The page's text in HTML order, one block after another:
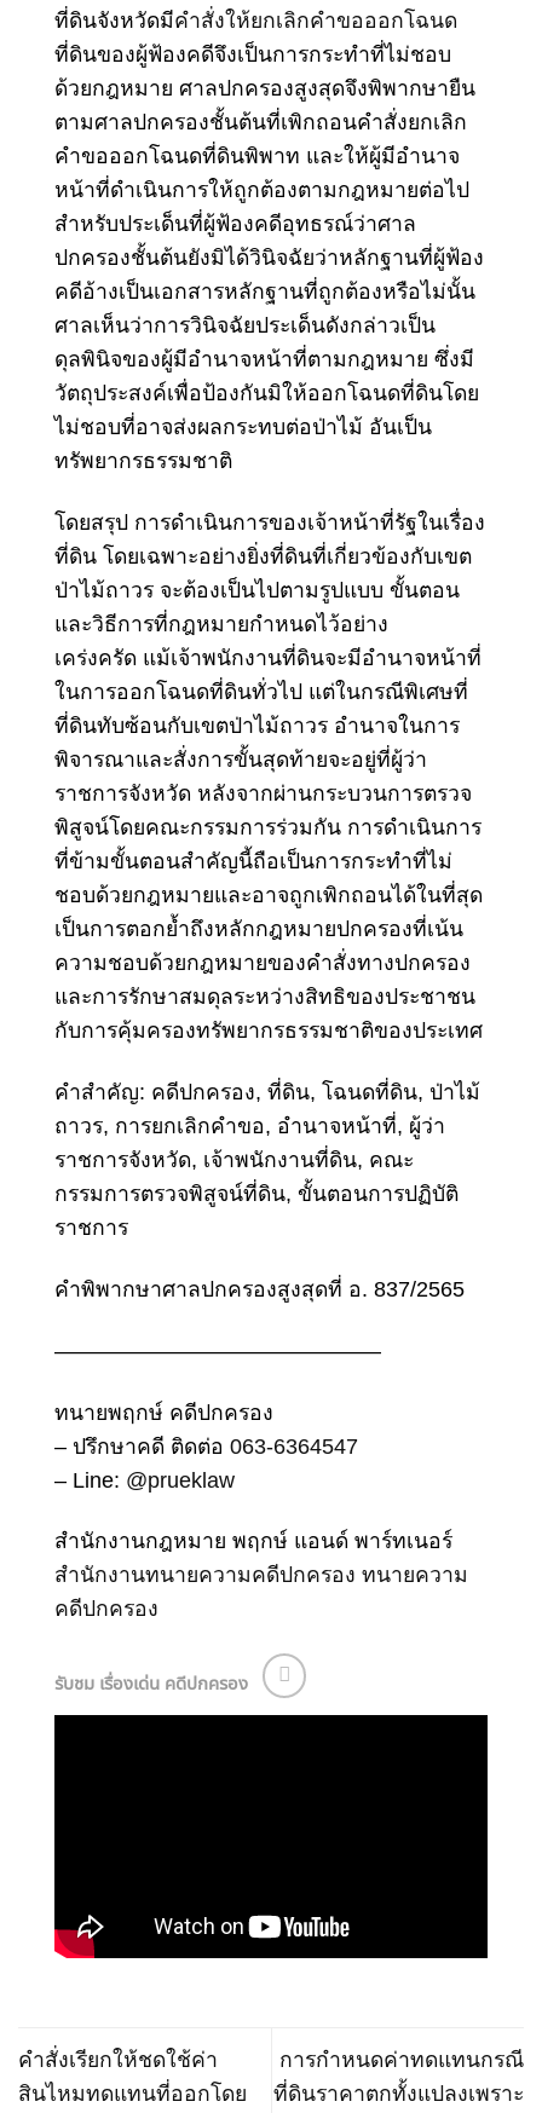
ที่ดินจังหวัดมีคำสั่งให้ยกเลิกคำขอออกโฉนด
ที่ดินของผู้ฟ้องคดีจึงเป็นการกระทำที่ไม่ชอบ
ด้วยกฎหมาย ศาลปกครองสูงสุดจึงพิพากษายืน
ตามศาลปกครองชั้นต้นที่เพิกถอนคำสั่งยกเลิก
คำขอออกโฉนดที่ดินพิพาท และให้ผู้มีอำนาจ
หน้าที่ดำเนินการให้ถูกต้องตามกฎหมายต่อไป
สำหรับประเด็นที่ผู้ฟ้องคดีอุทธรณ์ว่าศาล
ปกครองชั้นต้นยังมิได้วินิจฉัยว่าหลักฐานที่ผู้ฟ้อง
คดีอ้างเป็นเอกสารหลักฐานที่ถูกต้องหรือไม่นั้น
ศาลเห็นว่าการวินิจฉัยประเด็นดังกล่าวเป็น
ดุลพินิจของผู้มีอำนาจหน้าที่ตามกฎหมาย ซึ่งมี
วัตถุประสงค์เพื่อป้องกันมิให้ออกโฉนดที่ดินโดย
ไม่ชอบที่อาจส่งผลกระทบต่อป่าไม้ อันเป็น
ทรัพยากรธรรมชาติ
โดยสรุป การดำเนินการของเจ้าหน้าที่รัฐในเรื่อง
ที่ดิน โดยเฉพาะอย่างยิ่งที่ดินที่เกี่ยวข้องกับเขต
ป่าไม้ถาวร จะต้องเป็นไปตามรูปแบบ ขั้นตอน
และวิธีการที่กฎหมายกำหนดไว้อย่าง
เคร่งครัด แม้เจ้าพนักงานที่ดินจะมีอำนาจหน้าที่
ในการออกโฉนดที่ดินทั่วไป แต่ในกรณีพิเศษที่
ที่ดินทับซ้อนกับเขตป่าไม้ถาวร อำนาจในการ
พิจารณาและสั่งการขั้นสุดท้ายจะอยู่ที่ผู้ว่า
ราชการจังหวัด หลังจากผ่านกระบวนการตรวจ
พิสูจน์โดยคณะกรรมการร่วมกัน การดำเนินการ
ที่ข้ามขั้นตอนสำคัญนี้ถือเป็นการกระทำที่ไม่
ชอบด้วยกฎหมายและอาจถูกเพิกถอนได้ในที่สุด
เป็นการตอกย้ำถึงหลักกฎหมายปกครองที่เน้น
ความชอบด้วยกฎหมายของคำสั่งทางปกครอง
และการรักษาสมดุลระหว่างสิทธิของประชาชน
กับการคุ้มครองทรัพยากรธรรมชาติของประเทศ
คำสำคัญ: คดีปกครอง, ที่ดิน, โฉนดที่ดิน, ป่าไม้
ถาวร, การยกเลิกคำขอ, อำนาจหน้าที่, ผู้ว่า
ราชการจังหวัด, เจ้าพนักงานที่ดิน, คณะ
กรรมการตรวจพิสูจน์ที่ดิน, ขั้นตอนการปฏิบัติ
ราชการ
คำพิพากษาศาลปกครองสูงสุดที่ อ. 837/2565
———————————————
ทนายพฤกษ์ คดีปกครอง
– ปรึกษาคดี ติดต่อ 063-6364547
– Line: @prueklaw
สำนักงานกฎหมาย พฤกษ์ แอนด์ พาร์ทเนอร์
สำนักงานทนายความคดีปกครอง ทนายความ
คดีปกครอง
รับชม เรื่องเด่น คดีปกครอง
คำสั่งเรียกให้ชดใช้ค่า
สินไหมทดแทนที่ออกโดย
การกำหนดค่าทดแทนกรณี
ที่ดินราคาตกทั้งแปลงเพราะ